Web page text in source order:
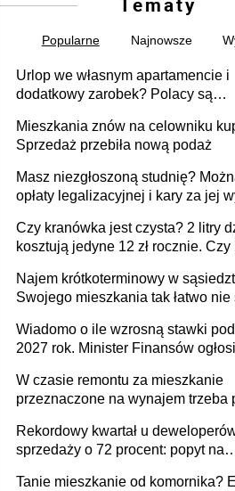
Popularne Najnowsze
Urlop we własnym apartamencie i
dodatkowy zarobek? Polacy są
Mieszkania znów na celowniku
Sprzedaż przebiła nową podaż
Masz niezgłoszoną studnię?
opłaty legalizacyjnej i kary za jej
Czy kranówka jest czysta? 2 litry
kosztują jedyne 12 zł rocznie.
Najem krótkoterminowy w
Swojego mieszkania tak łatwo nie
Wiadomo o ile wzrosną stawki
2027 rok. Minister Finansów
W czasie remontu za mieszkanie
przeznaczone na wynajem trzeba
realizuje w nim potrzeb
Rekordowy kwartał u
sprzedaży o 72 procent: popyt na
Tanie mieszkanie od komornika?